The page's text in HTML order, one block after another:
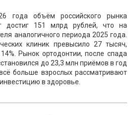
года объём российского рынка
достиг 151 млрд рублей, что на
аналогичного периода 2025 года.
клиник превысило 27 тысяч,
Рынок ортодонтии, после спада
до 23,3 млн приёмов в год
больше взрослых рассматривают
в здоровье.